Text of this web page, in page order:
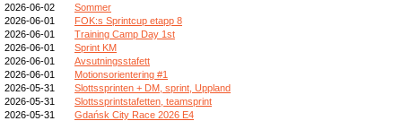
2026-06-02
Sommer
2026-06-01
FOK:s Sprintcup etapp 8
2026-06-01
Training Camp Day 1st
2026-06-01
Sprint KM
2026-06-01
Avsutningsstafett
2026-06-01
Motionsorientering #1
2026-05-31
Slottssprinten + DM, sprint, Uppland
2026-05-31
Slottssprintstafetten, teamsprint
2026-05-31
Gdańsk City Race 2026 E4